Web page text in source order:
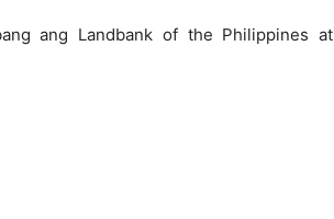
ang Landbank of the Philippines at